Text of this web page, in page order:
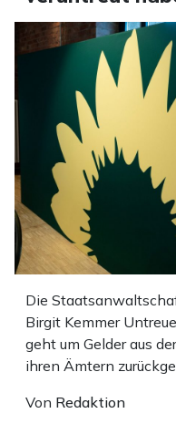
Die
Birgit Kemmer
geht um Gelder aus
ihren Ämtern
Von Redaktion